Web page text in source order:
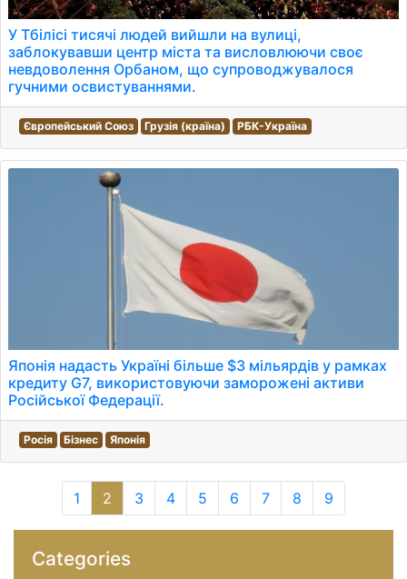
У Тбілісі тисячі людей вийшли на вулиці,
заблокувавши центр міста та висловлюючи своє
невдоволення Орбаном, що супроводжувалося
гучними освистуваннями.
Європейський Союз Грузія (країна) РБК-Україна
Японія надасть Україні більше $3 мільярдів у рамках
кредиту G7, використовуючи заморожені активи
Російської Федерації.
Росія Бізнес Японія
1 2 3 4 5 6 7 8 9
Categories